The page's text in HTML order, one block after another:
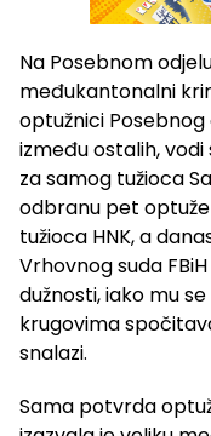
Na Posebnom
međukantonalni
optužnici Posebnog
između ostalih,
za samog tužioca
odbranu pet
tužioca HNK, a
Vrhovnog suda
dužnosti, iako mu
krugovima
snalazi.
Sama potvrda